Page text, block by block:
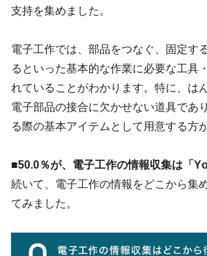
支持を集めました。
電子工作では、部品をつなぐ、固定す
るといった基本的な作業に必要な工具
れていることがわかります。特に、は
電子部品の接合に欠かせない道具であ
る際の基本アイテムとして用意する方
■50.0％が、電子工作の情報収集は「
続いて、電子工作の情報をどこから集
てみました。